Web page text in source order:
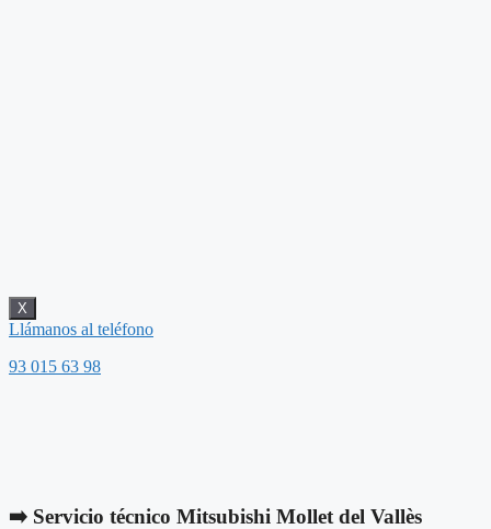
X
Llámanos al teléfono
93 015 63 98
➡️ Servicio técnico Mitsubishi Mollet del Vallès